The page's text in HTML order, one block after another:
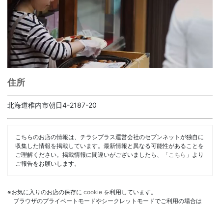
住所
北海道稚内市朝日4-2187-20
こちらのお店の情報は、チラシプラス運営会社のセブンネットが独自に
収集した情報を掲載しています。最新情報と異なる可能性があることを
ご理解ください。掲載情報に間違いがございましたら、「 こちら 」より
ご報告をお願いします。
※お気に入りのお店の保存に cookie を利用しています。
ブラウザのプライベートモードやシークレットモードでご利用の場合は